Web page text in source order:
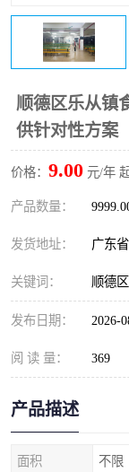
顺德区乐从镇
供针对性方案
价格： 9.00 元/年
产品数量：
发货地址： 广东
关键词： 顺德
发布日期： 2026-
阅 读 量： 369
产品描述
面积 不限